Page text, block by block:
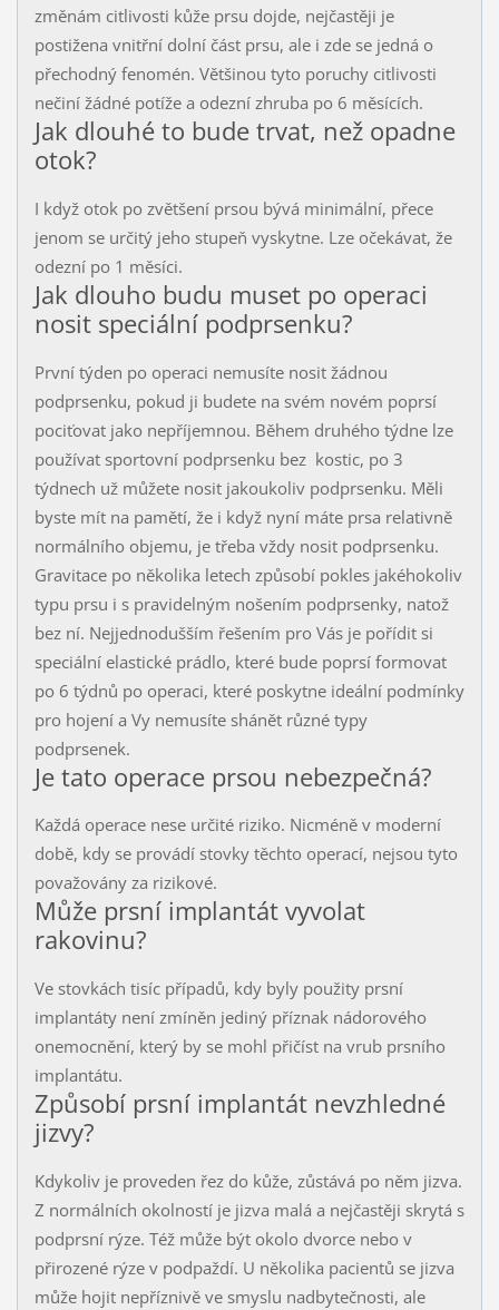
změnám citlivosti kůže prsu dojde, nejčastěji je
postižena vnitřní dolní část prsu, ale i zde se jedná o
přechodný fenomén. Většinou tyto poruchy citlivosti
nečiní žádné potíže a odezní zhruba po 6 měsících.
Jak dlouhé to bude trvat, než opadne
otok?
I když otok po zvětšení prsou bývá minimální, přece
jenom se určitý jeho stupeň vyskytne. Lze očekávat, že
odezní po 1 měsíci.
Jak dlouho budu muset po operaci
nosit speciální podprsenku?
První týden po operaci nemusíte nosit žádnou
podprsenku, pokud ji budete na svém novém poprsí
pociťovat jako nepříjemnou. Během druhého týdne lze
používat sportovní podprsenku bez kostic, po 3
týdnech už můžete nosit jakoukoliv podprsenku. Měli
byste mít na pamětí, že i když nyní máte prsa relativně
normálního objemu, je třeba vždy nosit podprsenku.
Gravitace po několika letech způsobí pokles jakéhokoliv
typu prsu i s pravidelným nošením podprsenky, natož
bez ní. Nejjednodušším řešením pro Vás je pořídit si
speciální elastické prádlo, které bude poprsí formovat
po 6 týdnů po operaci, které poskytne ideální podmínky
pro hojení a Vy nemusíte shánět různé typy
podprsenek.
Je tato operace prsou nebezpečná?
Každá operace nese určité riziko. Nicméně v moderní
době, kdy se provádí stovky těchto operací, nejsou tyto
považovány za rizikové.
Může prsní implantát vyvolat
rakovinu?
Ve stovkách tisíc případů, kdy byly použity prsní
implantáty není zmíněn jediný příznak nádorového
onemocnění, který by se mohl přičíst na vrub prsního
implantátu.
Způsobí prsní implantát nevzhledné
jizvy?
Kdykoliv je proveden řez do kůže, zůstává po něm jizva.
Z normálních okolností je jizva malá a nejčastěji skrytá s
podprsní rýze. Též může být okolo dvorce nebo v
přirozené rýze v podpaždí. U několika pacientů se jizva
může hojit nepříznivě ve smyslu nadbytečnosti, ale